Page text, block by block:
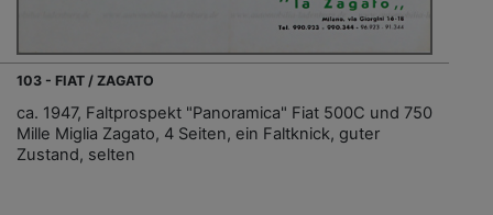
103 - FIAT / ZAGATO
ca. 1947, Faltprospekt "Panoramica" Fiat 500C und 750
Mille Miglia Zagato, 4 Seiten, ein Faltknick, guter
Zustand, selten